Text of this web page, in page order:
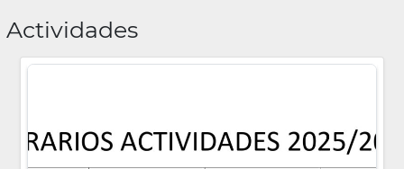
Actividades